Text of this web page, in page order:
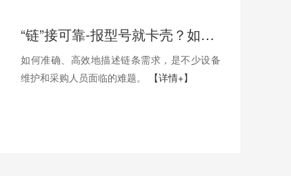
“链”接可靠-报型号就卡壳？如何准确描述您需要的链条？
如何准确、高效地描述链条需求，是不少设备
维护和采购人员面临的难题。
【详情+】